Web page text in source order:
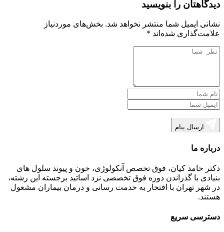
دیدگاهتان را بنویسید
نشانی ایمیل شما منتشر نخواهد شد. بخش‌های موردنیاز
علامت‌گذاری شده‌اند *
درباره ما
دکتر حامد کیان، فوق تخصص آنکولوژی، خون و پیوند سلول های
بنیادی با گذراندن دوره فوق تخصصی نزد اساتید برجسته این رشته،
در شهر تهران با افتخار به خدمت رسانی و درمان بیماران مشغول
هستند.
دسترسی سریع